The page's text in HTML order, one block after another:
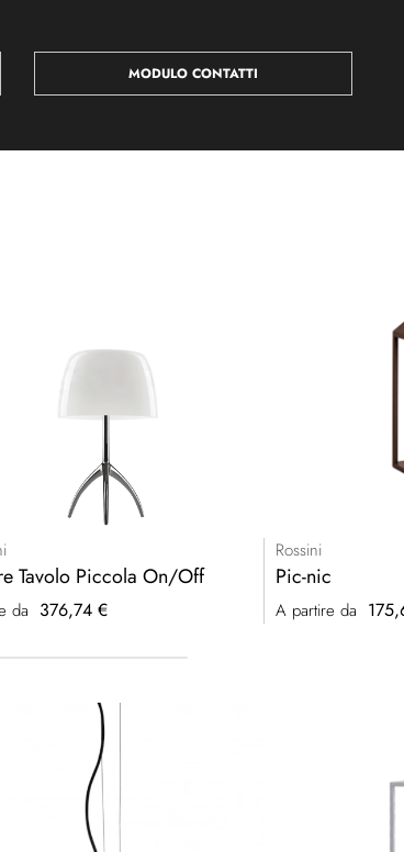
MODULO CONTATTI
Tavolo Piccola On/Off
da 376,74 €
Rossini
Pic-nic
A partire da